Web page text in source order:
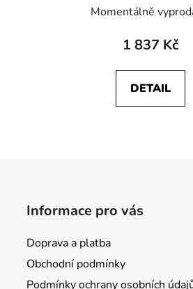
Momentálně
1 837 Kč
DETAIL
Informace pro vás
Doprava a platba
Obchodní podmínky
Podmínky ochrany osobních